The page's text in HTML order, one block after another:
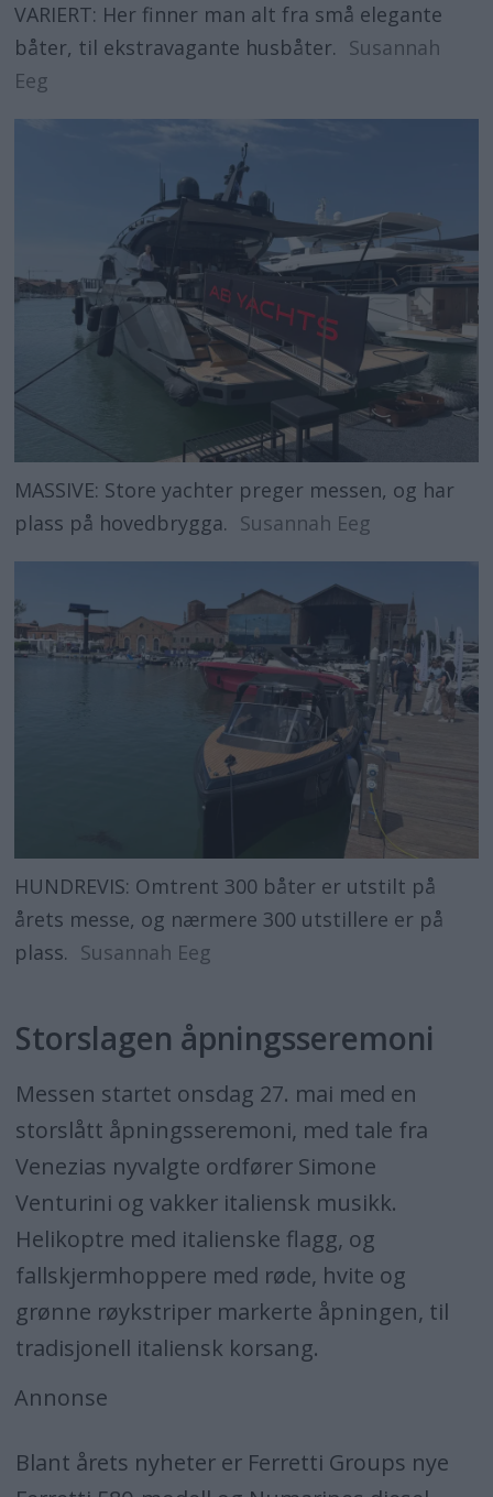
VARIERT: Her finner man alt fra små elegante
båter, til ekstravagante husbåter. Susannah
Eeg
MASSIVE: Store yachter preger messen, og har
plass på hovedbrygga. Susannah Eeg
HUNDREVIS: Omtrent 300 båter er utstilt på
årets messe, og nærmere 300 utstillere er på
plass. Susannah Eeg
Storslagen åpningsseremoni
Messen startet onsdag 27. mai med en
storslått åpningsseremoni, med tale fra
Venezias nyvalgte ordfører Simone
Venturini og vakker italiensk musikk.
Helikoptre med italienske flagg, og
fallskjermhoppere med røde, hvite og
grønne røykstriper markerte åpningen, til
tradisjonell italiensk korsang.
Annonse
Blant årets nyheter er Ferretti Groups nye